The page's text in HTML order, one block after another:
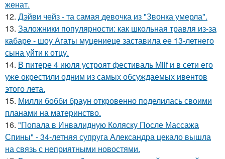
женат.
12. Дэйви чейз - та самая девочка из "Звонка умерла".
13. Заложники популярности: как школьная травля из-за
кабаре - шоу Агаты муцениеце заставила ее 13-летнего
сына уйти к отцу.
14. В питере 4 июля устроят фестиваль Milf и в сети его
уже окрестили одним из самых обсуждаемых ивентов
этого лета.
15. Милли бобби браун откровенно поделилась своими
планами на материнство.
16. "Попала в Инвалидную Коляску После Массажа
Спины" - 34-летняя супруга Александра цекало вышла
на связь с неприятными новостями.